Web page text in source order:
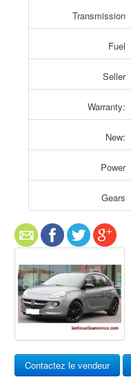
Transmission
Fuel
Seller
Warranty:
New:
Power
Gears
Contactez le vendeur